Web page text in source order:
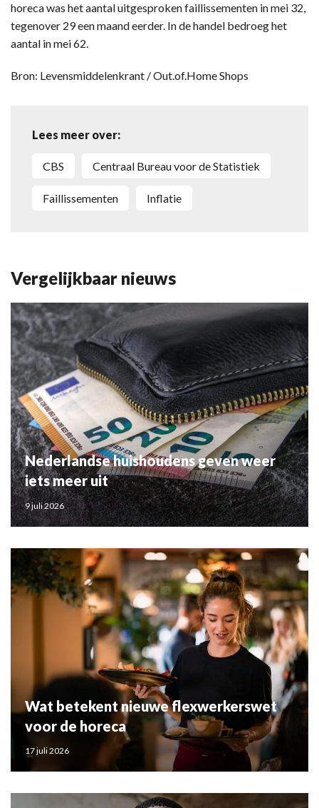
horeca was het aantal uitgesproken faillissementen in mei 32,
tegenover 29 een maand eerder. In de handel bedroeg het
aantal in mei 62.
Bron: Levensmiddelenkrant / Out.of.Home Shops
Lees meer over:
CBS Centraal Bureau voor de Statistiek
faillissementen inflatie
Vergelijkbaar nieuws
Nederlandse huishoudens geven weer
iets meer uit
9 juli 2026
Wat betekent nieuwe flexwerkerswet
voor de horeca
17 juli 2026